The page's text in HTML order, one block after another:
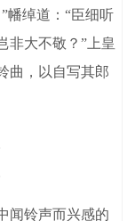
幡绰道：“臣细听
非大不敬？”上皇
曲，以自写其郎
铃声而兴感的